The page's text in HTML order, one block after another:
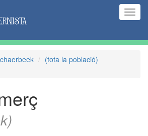
(tota la població)